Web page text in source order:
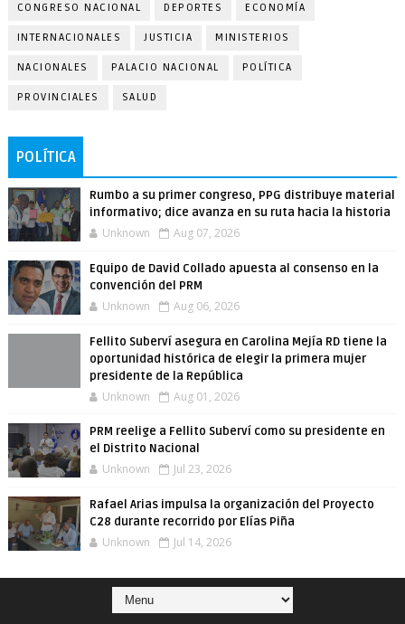
CONGRESO NACIONAL DEPORTES ECONOMÍA
INTERNACIONALES JUSTICIA MINISTERIOS
NACIONALES PALACIO NACIONAL POLÍTICA
PROVINCIALES SALUD
POLÍTICA
Rumbo a su primer congreso, PPG distribuye material
informativo; dice avanza en su ruta hacia la historia
Unknown Aug 07, 2026
Equipo de David Collado apuesta al consenso en la
convención del PRM
Unknown Aug 06, 2026
Fellito Suberví asegura en Carolina Mejía RD tiene la
oportunidad histórica de elegir la primera mujer
presidente de la República
Unknown Aug 01, 2026
PRM reelige a Fellito Suberví como su presidente en
el Distrito Nacional
Unknown Jul 23, 2026
Rafael Arias impulsa la organización del Proyecto
C28 durante recorrido por Elías Piña
Unknown Jul 14, 2026